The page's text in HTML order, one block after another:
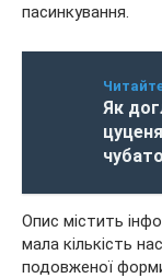
пасинкування.
Як
Опис містить
мала кількість
подовженої